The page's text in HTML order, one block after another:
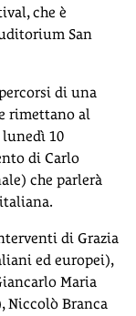
che è
San
di una
rimettano al
lunedì 10
di Carlo
che parlerà
di Grazia
ed europei),
Maria
Niccolò Branca